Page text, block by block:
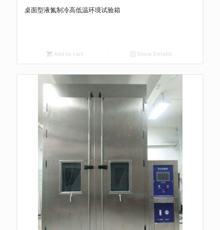
桌面型液氮制冷高低温环境试验箱
Add to cart Show Details